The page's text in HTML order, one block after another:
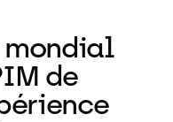
mondial
de